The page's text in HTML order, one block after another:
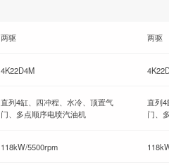
两驱 两驱
4K22D4M
直列4缸、四冲程、水冷、顶置气
门、多点顺序电喷汽油机
直列
门、
118kW/5500rpm